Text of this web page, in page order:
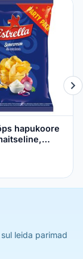
hapukoore
leida parimad